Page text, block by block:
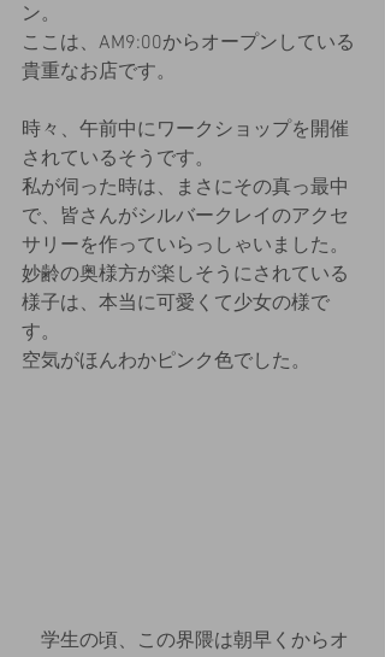
ン。
ここは、AM9:00からオープンしている
貴重なお店です。
時々、午前中にワークショップを開催
されているそうです。
私が伺った時は、まさにその真っ最中
で、皆さんがシルバークレイのアクセ
サリーを作っていらっしゃいました。
妙齢の奥様方が楽しそうにされている
様子は、本当に可愛くて少女の様で
す。
空気がほんわかピンク色でした。
学生の頃、この界隈は朝早くからオ